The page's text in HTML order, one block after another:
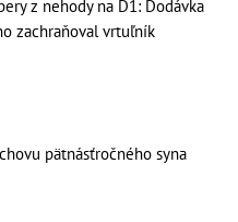
z nehody na D1: Dodávka
zachraňoval vrtuľník
pätnásťročného syna